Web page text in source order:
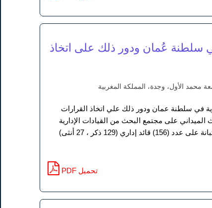
في سلطنة عُمان ودور ذلك على اتخاذ
محمد الأول، وجدة، المملكة المغربية
في سلطنة عمان ودور ذلك علي اتخاذ القرارات
الميداني على مجتمع البحث من القيادات الإدارية
في وزارة العمل العمانية ممثلين عن المجتمع الأصلي للبحث في سلطنة عمان، طبقت هذه الاستبانة على عدد (156) قائد إداري (129 ذكر ، 27 أنثى)
PDF تحميل